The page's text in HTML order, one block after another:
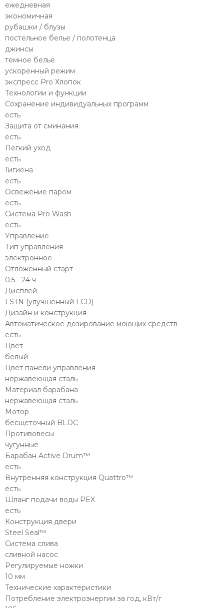
ежедневная
экономичная
рубашки / блузы
постельное белье / полотенца
джинсы
темное белье
ускоренный режим
экспресс Pro Хлопок
Технологии и функции
Сохранение индивидуальных программ
есть
Защита от сминания
есть
Легкий уход
есть
Гигиена
есть
Освежение паром
есть
Система Pro Wash
есть
Управление
Тип управления
электронное
Отложенный старт
0.5 - 24 ч
Дисплей
FSTN (улучшенный LCD)
Дизайн и конструкция
Автоматическое дозирование моющих средств
есть
Цвет
белый
Цвет панели управления
нержавеющая сталь
Материал барабана
нержавеющая сталь
Мотор
бесщеточный BLDC
Противовесы
чугунные
Барабан Active Drum™
есть
Внутренняя конструкция Quattro™
есть
Шланг подачи воды PEX
есть
Конструкция двери
Steel Seal™
Система слива
сливной насос
Регулируемые ножки
10 мм
Технические характеристики
Потребление электроэнергии за год, кВт/г